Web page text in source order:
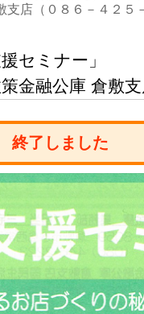
店（０８６－４２５
セミナー」
金融公庫 倉敷
終了しました